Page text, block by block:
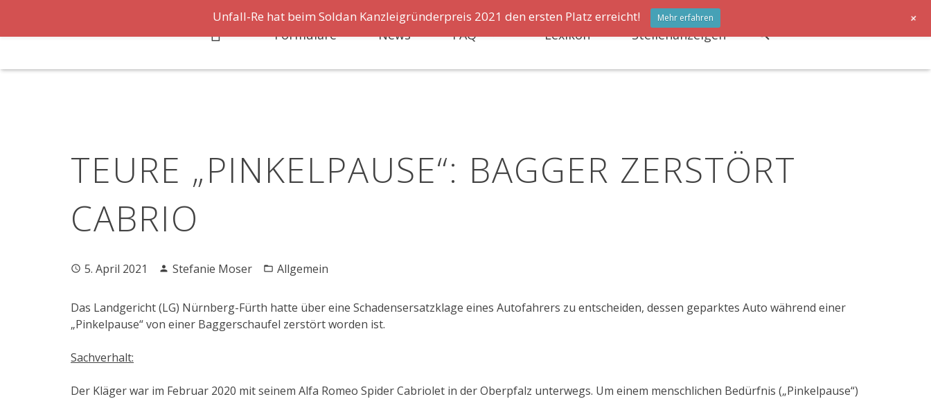
Formulare News FAQ Lexikon Stellenanzeigen
TEURE „PINKELPAUSE“: BAGGER ZERSTÖRT
CABRIO
5. April 2021 Stefanie Moser Allgemein
Das Landgericht (LG) Nürnberg-Fürth hatte über eine Schadensersatzklage eines Autofahrers zu entscheiden, dessen geparktes Auto während einer
„Pinkelpause“ von einer Baggerschaufel zerstört worden ist.
Sachverhalt:
Der Kläger war im Februar 2020 mit seinem Alfa Romeo Spider Cabriolet in der Oberpfalz unterwegs. Um einem menschlichen Bedürfnis („Pinkelpause“)
Unfall-Re hat beim Soldan Kanzleigründerpreis 2021 den ersten Platz erreicht! Mehr erfahren +